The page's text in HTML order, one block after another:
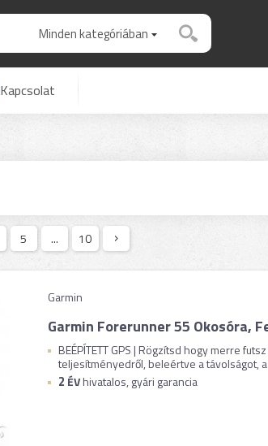
Minden kategóriában
Kapcsolat
5 ... 10
Garmin
Garmin Forerunner 55 Okosóra,
BEÉPÍTETT GPS | Rögzítsd hogy merre
teljesítményedről, beleértve a távolságot, a
2 ÉVhivatalos, gyári garancia